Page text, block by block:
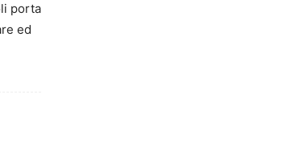
porta
ed